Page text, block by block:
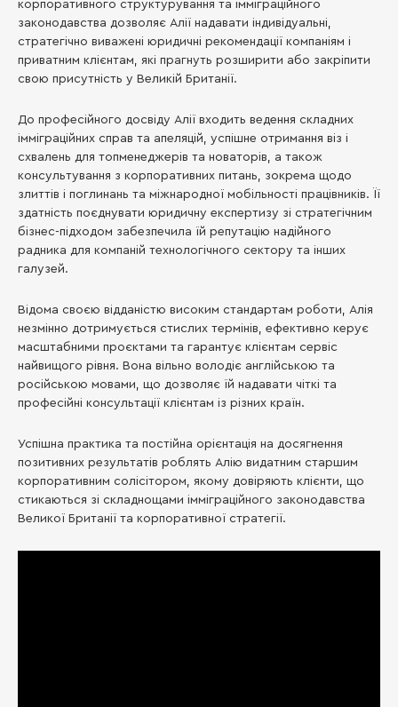
корпоративного структурування та імміграційного
законодавства дозволяє Алії надавати індивідуальні,
стратегічно виважені юридичні рекомендації компаніям і
приватним клієнтам, які прагнуть розширити або закріпити
свою присутність у Великій Британії.
До професійного досвіду Алії входить ведення складних
імміграційних справ та апеляцій, успішне отримання віз і
схвалень для топменеджерів та новаторів, а також
консультування з корпоративних питань, зокрема щодо
злиттів і поглинань та міжнародної мобільності працівників. Її
здатність поєднувати юридичну експертизу зі стратегічним
бізнес-підходом забезпечила їй репутацію надійного
радника для компаній технологічного сектору та інших
галузей.
Відома своєю відданістю високим стандартам роботи, Алія
незмінно дотримується стислих термінів, ефективно керує
масштабними проєктами та гарантує клієнтам сервіс
найвищого рівня. Вона вільно володіє англійською та
російською мовами, що дозволяє їй надавати чіткі та
професійні консультації клієнтам із різних країн.
Успішна практика та постійна орієнтація на досягнення
позитивних результатів роблять Алію видатним старшим
корпоративним солісітором, якому довіряють клієнти, що
стикаються зі складнощами імміграційного законодавства
Великої Британії та корпоративної стратегії.